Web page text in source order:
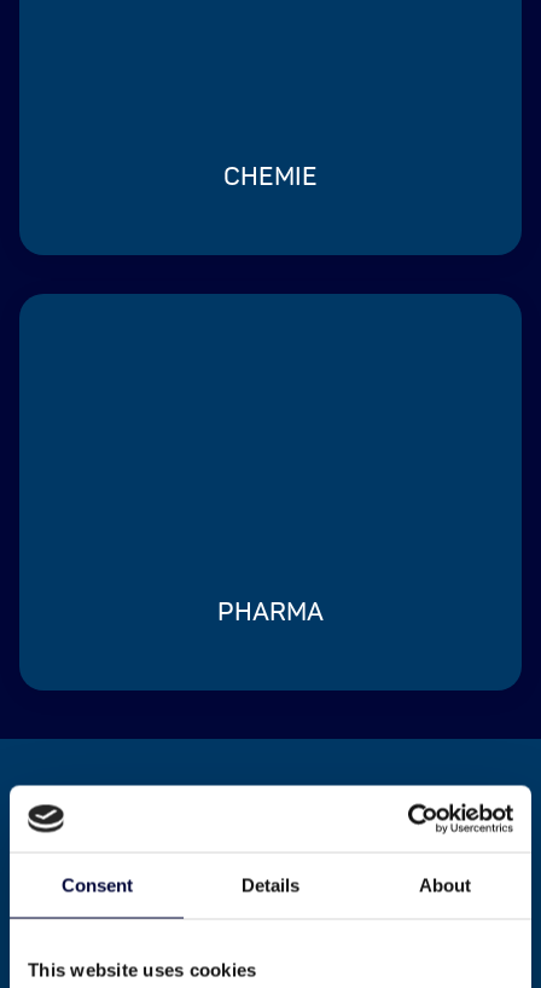
Consent Details About
This website uses cookies
CHEMIE
PHARMA
We bouwen aan een
team van topspelers.
Doe jij mee?
Bij Orcatech geloven we dat techniek pas écht